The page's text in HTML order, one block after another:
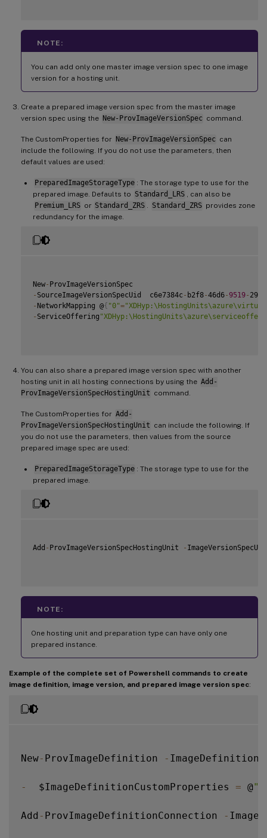
NOTE:
You can add only one master image version spec to one image
version for a hosting unit.
Create a prepared image version spec from the master image
version spec using the New-ProvImageVersionSpec command.
The CustomProperties for New-ProvImageVersionSpec can
include the following. If you do not use the parameters, then
default values are used:
PreparedImageStorageType : The storage type to use for the
prepared image. Defaults to Standard_LRS , can also be
Premium_LRS or Standard_ZRS . Standard_ZRS provides zone
redundancy for the image.
New-
- SourceImageVersionSpecUid  c6e7384c - b2f8-46d6- 9519-
- NetworkMapping @{ "0"=
- ServiceOffering
You can also share a prepared image version spec with another
hosting unit in all hosting connections by using the Add-
ProvImageVersionSpecHostingUnit command.
The CustomProperties for Add-
ProvImageVersionSpecHostingUnit can include the following. If
you do not use the parameters, then values from the source
prepared image spec are used:
PreparedImageStorageType : The storage type to use for the
prepared image.
Add - ProvImageVersionSpecHostingUnit -
NOTE:
One hosting unit and preparation type can have only one
prepared instance.
Example of the complete set of Powershell commands to create
image definition, image version, and prepared image version spec:
New- ProvImageDefinition -
-
  $ImageDefinitionCustomProperties
= @"
Add - ProvImageDefinitionConnection -